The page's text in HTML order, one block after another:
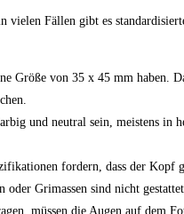
vielen Fällen gibt es
Größe von 35 x 45 mm haben.
und neutral sein, meistens
fordern, dass der Kopf
Grimassen sind nicht
müssen die Augen auf dem